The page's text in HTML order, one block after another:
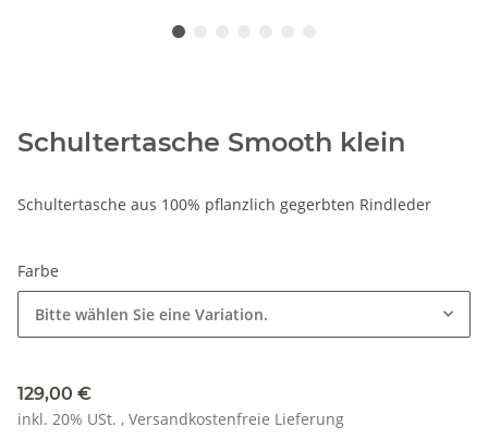
Schultertasche Smooth klein
Schultertasche aus 100% pflanzlich gegerbten Rindleder
Farbe
Bitte wählen Sie eine Variation.
129,00 €
inkl. 20% USt. , Versandkostenfreie Lieferung